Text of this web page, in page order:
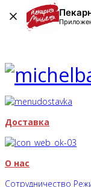
Доставка
О нас
Сотрудничество